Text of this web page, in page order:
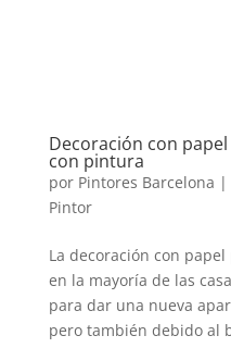
Decoración con
con pintura
por Pintores Barcelona |
Pintor
La decoración con
en la mayoría de las
para dar una nueva
pero también debido al